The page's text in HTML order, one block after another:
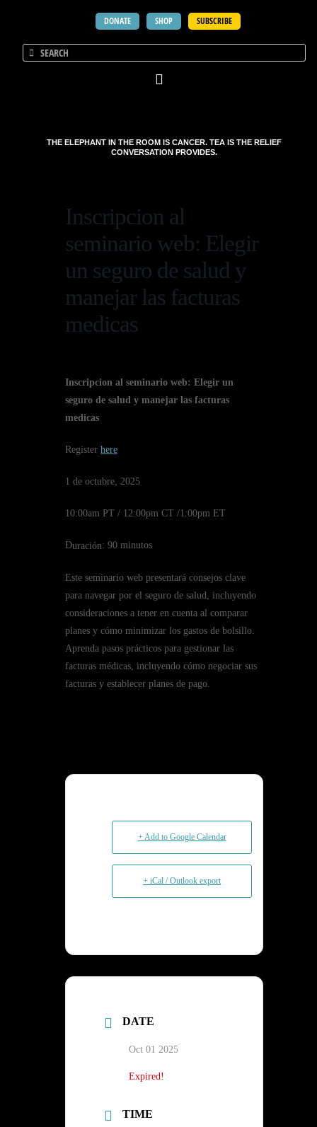
DONATE SHOP SUBSCRIBE
THE ELEPHANT IN THE ROOM IS CANCER. TEA IS THE RELIEF
CONVERSATION PROVIDES.
Inscripcion al
seminario web: Elegir
un seguro de salud y
manejar las facturas
medicas
Inscripcion al seminario web: Elegir un
seguro de salud y manejar las facturas
medicas
Register here
1 de octubre, 2025
10:00am PT / 12:00pm CT /1:00pm ET
Duración: 90 minutos
Este seminario web presentará consejos clave
para navegar por el seguro de salud, incluyendo
consideraciones a tener en cuenta al comparar
planes y cómo minimizar los gastos de bolsillo.
Aprenda pasos prácticos para gestionar las
facturas médicas, incluyendo cómo negociar sus
facturas y establecer planes de pago.
+ Add to Google Calendar
+ iCal / Outlook export
DATE
Oct 01 2025
Expired!
TIME